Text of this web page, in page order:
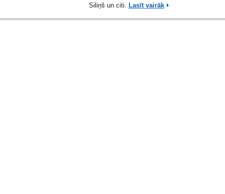
Siliņš un citi. Lasīt vairāk